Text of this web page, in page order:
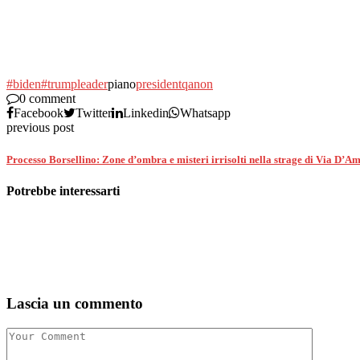
#biden#trumpleaderpianopresidentqanon
0 comment
Facebook
Twitter Linkedin
Whatsapp
previous post
Processo Borsellino: Zone d’ombra e misteri irrisolti nella strage di Via
Potrebbe interessarti
Lascia un commento